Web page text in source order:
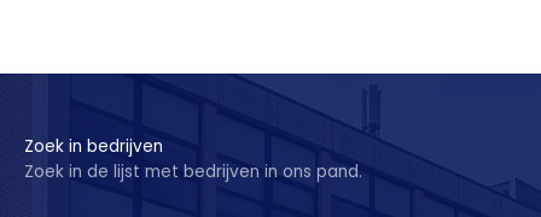
Zoek in bedrijven
Zoek in de lijst met bedrijven in ons pand.